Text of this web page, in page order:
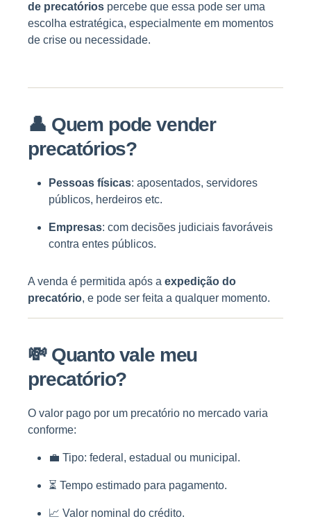
de precatórios percebe que essa pode ser uma
escolha estratégica, especialmente em momentos
de crise ou necessidade.
👤 Quem pode vender
precatórios?
Pessoas físicas: aposentados, servidores
públicos, herdeiros etc.
Empresas: com decisões judiciais favoráveis
contra entes públicos.
A venda é permitida após a expedição do
precatório, e pode ser feita a qualquer momento.
💸 Quanto vale meu
precatório?
O valor pago por um precatório no mercado varia
conforme:
💼 Tipo: federal, estadual ou municipal.
⏳ Tempo estimado para pagamento.
📈 Valor nominal do crédito.